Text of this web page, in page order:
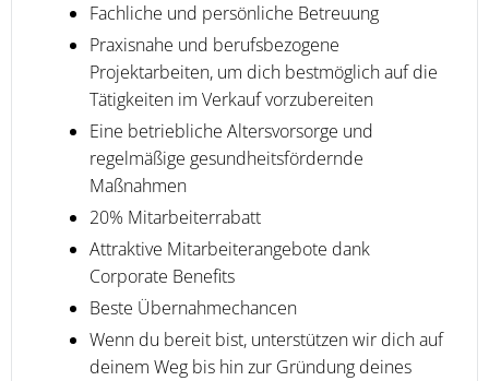
Fachliche und persönliche Betreuung
Praxisnahe und berufsbezogene
Projektarbeiten, um dich bestmöglich auf die
Tätigkeiten im Verkauf vorzubereiten
Eine betriebliche Altersvorsorge und
regelmäßige gesundheitsfördernde
Maßnahmen
20% Mitarbeiterrabatt
Attraktive Mitarbeiterangebote dank
Corporate Benefits
Beste Übernahmechancen
Wenn du bereit bist, unterstützen wir dich auf
deinem Weg bis hin zur Gründung deines